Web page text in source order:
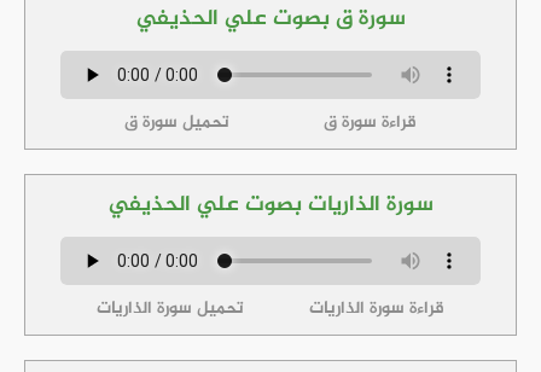
سورة ق بصوت علي الحذيفي
قراءة سورة ق تحميل سورة ق
سورة الذاريات بصوت علي الحذيفي
قراءة سورة الذاريات تحميل سورة الذاريات